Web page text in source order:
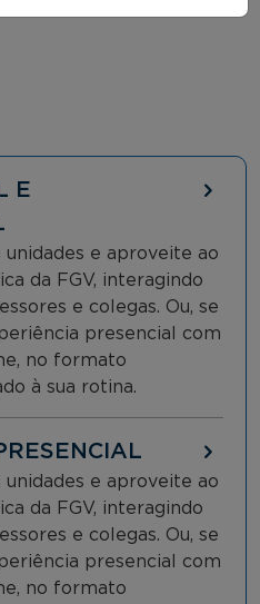
E
unidades e aproveite ao
da FGV, interagindo
e colegas. Ou, se
presencial com
no formato
à sua rotina.
unidades e aproveite ao
da FGV, interagindo
e colegas. Ou, se
presencial com
no formato